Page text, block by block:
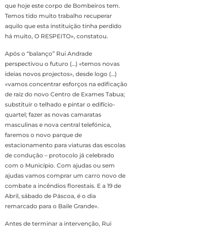
que hoje este corpo de Bombeiros tem.
Temos tido muito trabalho recuperar
aquilo que esta instituição tinha perdido
há muito, O RESPEITO», constatou.
Após o “balanço” Rui Andrade
perspectivou o futuro (…) «temos novas
ideias novos projectos», desde logo (…)
«vamos concentrar esforços na edificação
de raiz do novo Centro de Exames Tabua;
substituir o telhado e pintar o edifício-
quartel; fazer as novas camaratas
masculinas e nova central telefónica,
faremos o novo parque de
estacionamento para viaturas das escolas
de condução – protocolo já celebrado
com o Município. Com ajudas ou sem
ajudas vamos comprar um carro novo de
combate a incêndios florestais. E a 19 de
Abril, sábado de Páscoa, é o dia
remarcado para o Baile Grande».
Antes de terminar a intervenção, Rui